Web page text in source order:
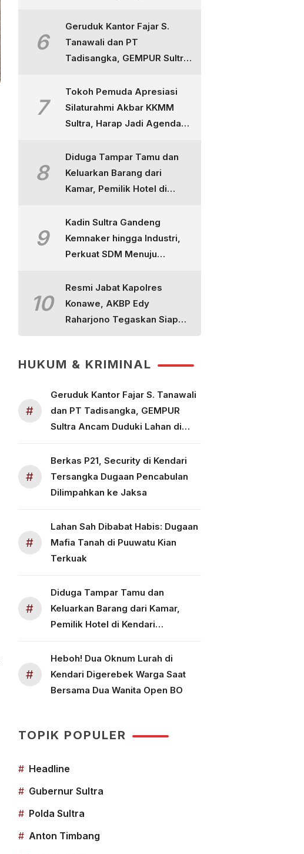
6
Geruduk Kantor Fajar S.
Tanawali dan PT
Tadisangka, GEMPUR Sultra
Puuwatu
7
Tokoh Pemuda Apresiasi
Silaturahmi Akbar KKMM
Sultra, Harap Jadi Agenda
8
Diduga Tampar Tamu dan
Keluarkan Barang dari
Kamar, Pemilik Hotel di
9
Kadin Sultra Gandeng
Kemnaker hingga Industri,
Perkuat SDM Menuju
10
Resmi Jabat Kapolres
Konawe, AKBP Edy
Raharjono Tegaskan Siap
HUKUM & KRIMINAL
#
Geruduk Kantor Fajar S. Tanawali
dan PT Tadisangka, GEMPUR
Sultra Ancam Duduki Lahan di
#
Berkas P21, Security di Kendari
Tersangka Dugaan Pencabulan
Dilimpahkan ke Jaksa
#
Lahan Sah Dibabat Habis: Dugaan
Mafia Tanah di Puuwatu Kian
Terkuak
#
Diduga Tampar Tamu dan
Keluarkan Barang dari Kamar,
Pemilik Hotel di Kendari
#
Heboh! Dua Oknum Lurah di
Kendari Digerebek Warga Saat
Bersama Dua Wanita Open BO
TOPIK POPULER
# Headline
# Gubernur Sultra
# Polda Sultra
# Anton Timbang